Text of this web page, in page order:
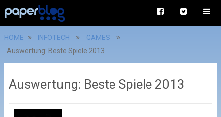
HOME INFOTECH
GAMES
Auswertung: Beste Spiele 2013
Auswertung: Beste Spiele 2013